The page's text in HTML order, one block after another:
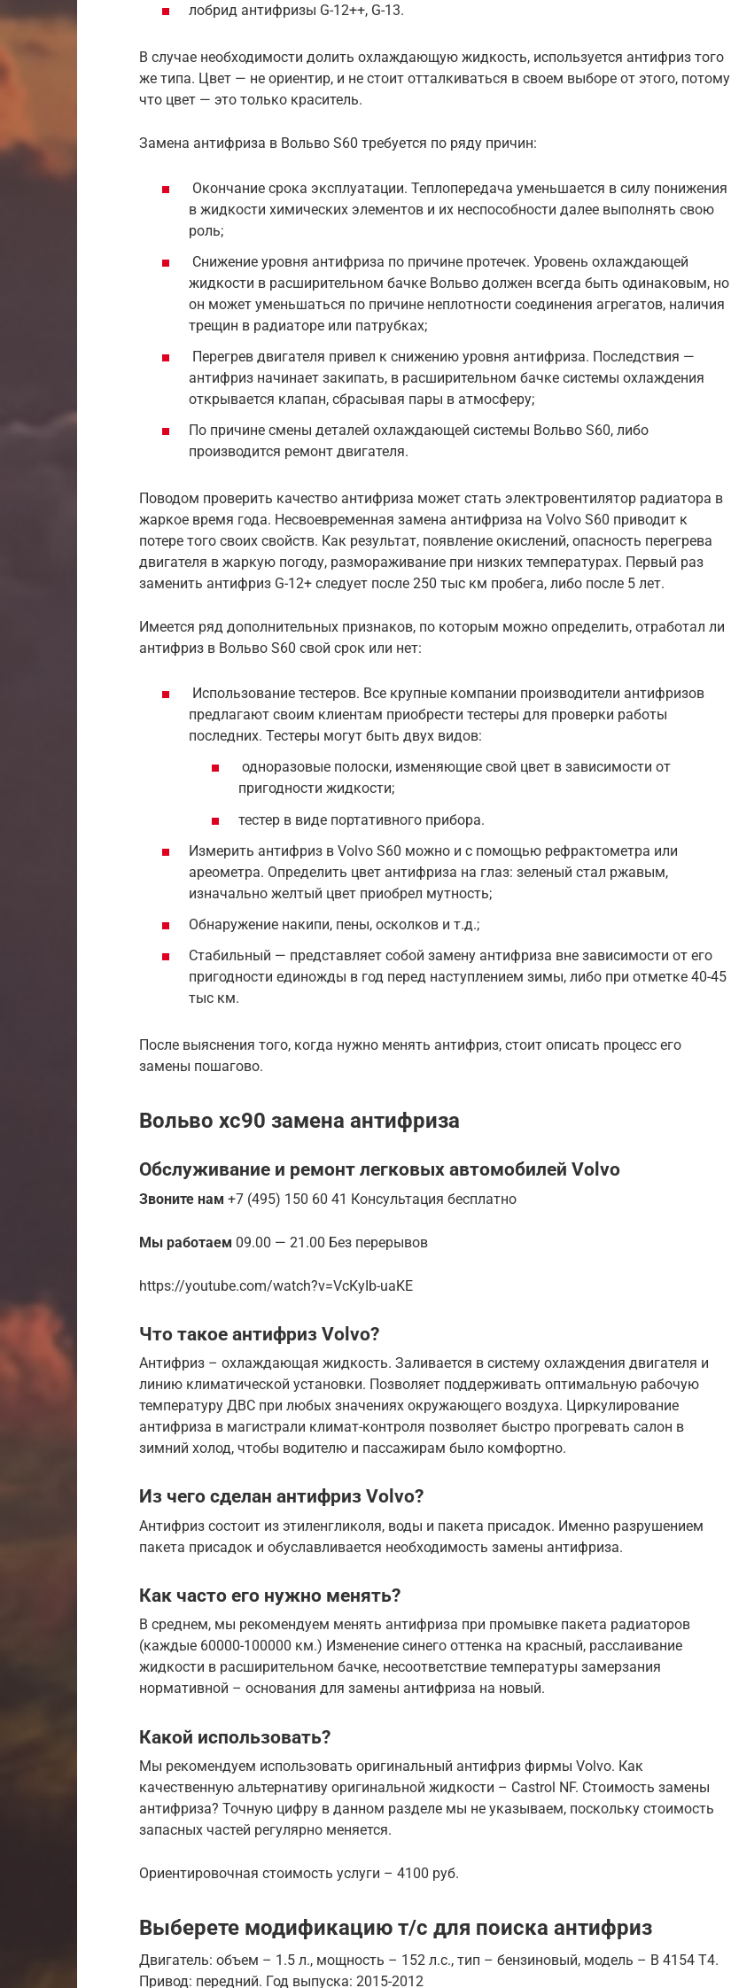
лобрид антифризы G-12++, G-13.
В случае необходимости долить охлаждающую жидкость, используется антифриз того
же типа. Цвет — не ориентир, и не стоит отталкиваться в своем выборе от этого, потому
что цвет — это только краситель.
Замена антифриза в Вольво S60 требуется по ряду причин:
Окончание срока эксплуатации. Теплопередача уменьшается в силу понижения
в жидкости химических элементов и их неспособности далее выполнять свою
роль;
Снижение уровня антифриза по причине протечек. Уровень охлаждающей
жидкости в расширительном бачке Вольво должен всегда быть одинаковым, но
он может уменьшаться по причине неплотности соединения агрегатов, наличия
трещин в радиаторе или патрубках;
Перегрев двигателя привел к снижению уровня антифриза. Последствия —
антифриз начинает закипать, в расширительном бачке системы охлаждения
открывается клапан, сбрасывая пары в атмосферу;
По причине смены деталей охлаждающей системы Вольво S60, либо
производится ремонт двигателя.
Поводом проверить качество антифриза может стать электровентилятор радиатора в
жаркое время года. Несвоевременная замена антифриза на Volvo S60 приводит к
потере того своих свойств. Как результат, появление окислений, опасность перегрева
двигателя в жаркую погоду, размораживание при низких температурах. Первый раз
заменить антифриз G-12+ следует после 250 тыс км пробега, либо после 5 лет.
Имеется ряд дополнительных признаков, по которым можно определить, отработал ли
антифриз в Вольво S60 свой срок или нет:
Использование тестеров. Все крупные компании производители антифризов
предлагают своим клиентам приобрести тестеры для проверки работы
последних. Тестеры могут быть двух видов:
одноразовые полоски, изменяющие свой цвет в зависимости от
пригодности жидкости;
тестер в виде портативного прибора.
Измерить антифриз в Volvo S60 можно и с помощью рефрактометра или
ареометра. Определить цвет антифриза на глаз: зеленый стал ржавым,
изначально желтый цвет приобрел мутность;
Обнаружение накипи, пены, осколков и т.д.;
Стабильный — представляет собой замену антифриза вне зависимости от его
пригодности единожды в год перед наступлением зимы, либо при отметке 40-45
тыс км.
После выяснения того, когда нужно менять антифриз, стоит описать процесс его
замены пошагово.
Вольво хс90 замена антифриза
Обслуживание и ремонт легковых автомобилей Volvo
Звоните нам +7 (495) 150 60 41 Консультация бесплатно
Мы работаем 09.00 — 21.00 Без перерывов
https://youtube.com/watch?v=VcKyIb-uaKE
Что такое антифриз Volvo?
Антифриз – охлаждающая жидкость. Заливается в систему охлаждения двигателя и
линию климатической установки. Позволяет поддерживать оптимальную рабочую
температуру ДВС при любых значениях окружающего воздуха. Циркулирование
антифриза в магистрали климат-контроля позволяет быстро прогревать салон в
зимний холод, чтобы водителю и пассажирам было комфортно.
Из чего сделан антифриз Volvo?
Антифриз состоит из этиленгликоля, воды и пакета присадок. Именно разрушением
пакета присадок и обуславливается необходимость замены антифриза.
Как часто его нужно менять?
В среднем, мы рекомендуем менять антифриза при промывке пакета радиаторов
(каждые 60000-100000 км.) Изменение синего оттенка на красный, расслаивание
жидкости в расширительном бачке, несоответствие температуры замерзания
нормативной – основания для замены антифриза на новый.
Какой использовать?
Мы рекомендуем использовать оригинальный антифриз фирмы Volvo. Как
качественную альтернативу оригинальной жидкости – Castrol NF. Стоимость замены
антифриза? Точную цифру в данном разделе мы не указываем, поскольку стоимость
запасных частей регулярно меняется.
Ориентировочная стоимость услуги – 4100 руб.
Выберете модификацию т/с для поиска антифриз
Двигатель: объем – 1.5 л., мощность – 152 л.с., тип – бензиновый, модель – B 4154 T4.
Привод: передний. Год выпуска: 2015-2012